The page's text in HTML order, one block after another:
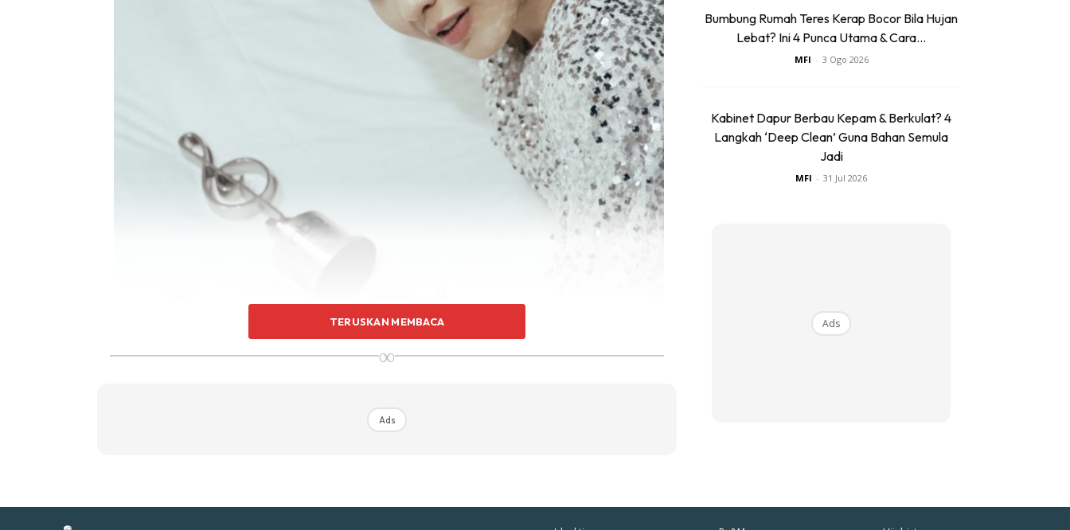
Ilham Impiana Inspirasi Selebriti
TERUSKAN MEMBACA
∞
Ads
Bumbung Rumah Teres Kerap Bocor Bila Hujan
Lebat? Ini 4 Punca Utama & Cara...
MFI - 3 Ogo 2026
Kabinet Dapur Berbau Kepam & Berkulat? 4
Langkah ‘Deep Clean’ Guna Bahan Semula
Jadi
MFI - 31 Jul 2026
Ads